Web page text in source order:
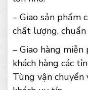
– Giao sản phẩm
chất lượng,
– Giao hàng
khách hàng các
Tùng vận